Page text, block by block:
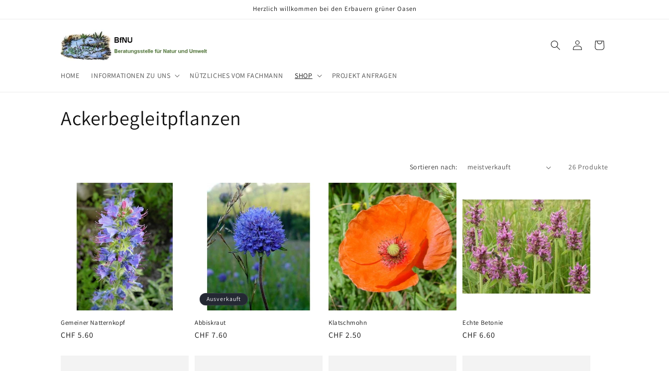
Herzlich willkommen bei den Erbauern grüner Oasen
HOME INFORMATIONEN ZU UNS NÜTZLICHES VOM FACHMANN SHOP PROJEKT ANFRAGEN
EinloggenWarenkorb
K
e
Ackerbegleitpflanzen
Sortieren nach: 26 Produkte
Gemeiner Natternkopf
Normaler
CHF 5.60
Ausverkauft
Abbiskraut
Normaler
CHF 7.60
Klatschmohn
Normaler
CHF 2.50
Echte Betonie
Normaler
CHF 6.60